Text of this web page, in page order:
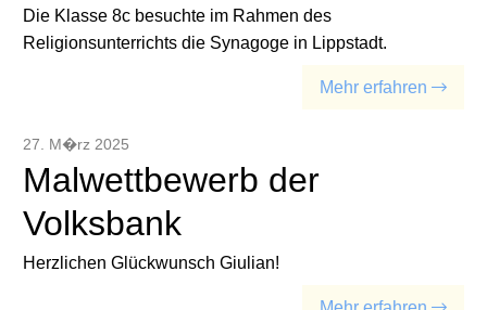
Die Klasse 8c besuchte im Rahmen des
Religionsunterrichts die Synagoge in Lippstadt.
Mehr erfahren
27. M�rz 2025
Malwettbewerb der
Volksbank
Herzlichen Glückwunsch Giulian!